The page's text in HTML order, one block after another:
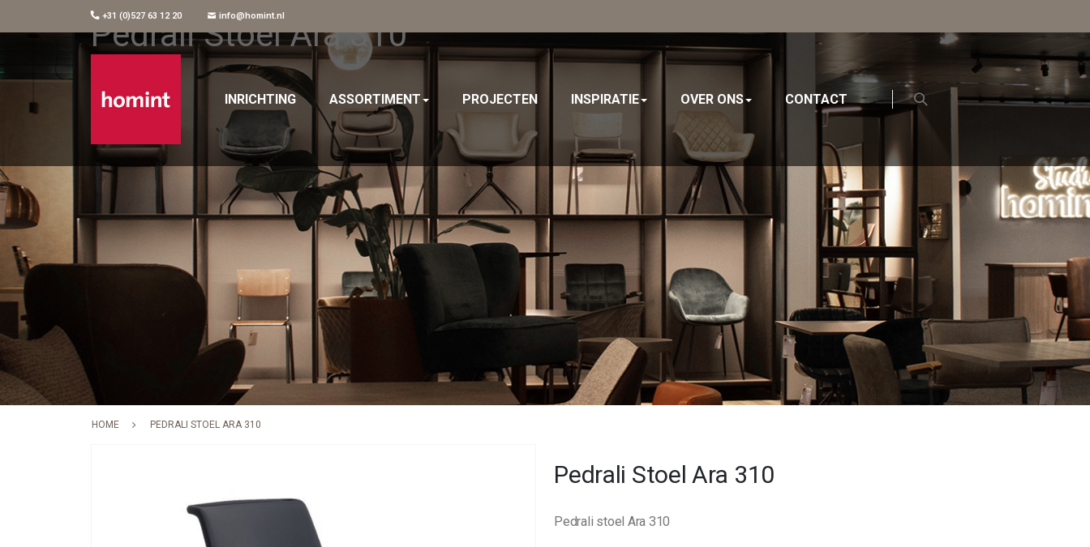
+31 (0)527 63 12 20 info@homint.nl
INRICHTING ASSORTIMENT PROJECTEN INSPIRATIE OVER ONS CONTACT
Pedrali Stoel Ara 310
HOME PEDRALI STOEL ARA 310
Pedrali Stoel Ara 310
Pedrali stoel Ara 310